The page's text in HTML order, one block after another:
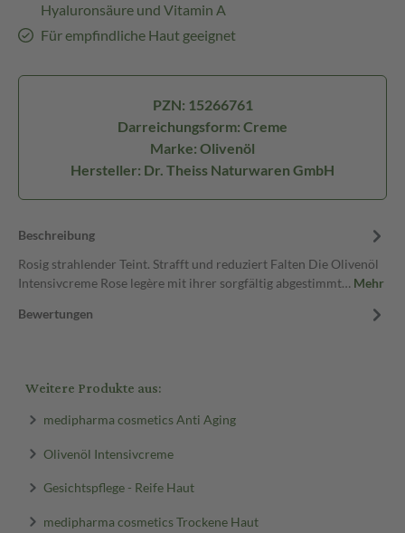
Hyaluronsäure und Vitamin A
Für empfindliche Haut geeignet
PZN: 15266761
Darreichungsform: Creme
Marke: Olivenöl
Hersteller: Dr. Theiss Naturwaren GmbH
Beschreibung
Rosig strahlender Teint. Strafft und reduziert Falten Die Olivenöl
Intensivcreme Rose legère mit ihrer sorgfältig abgestimmt… Mehr
Bewertungen
Weitere Produkte aus:
medipharma cosmetics Anti Aging
Olivenöl Intensivcreme
Gesichtspflege - Reife Haut
medipharma cosmetics Trockene Haut